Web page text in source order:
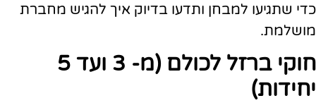
כדי שתגיעו למבחן ותדעו בדיוק איך להגיש מחברת
מושלמת.
חוקי ברזל לכולם (מ- 3 ועד 5
יחידות)